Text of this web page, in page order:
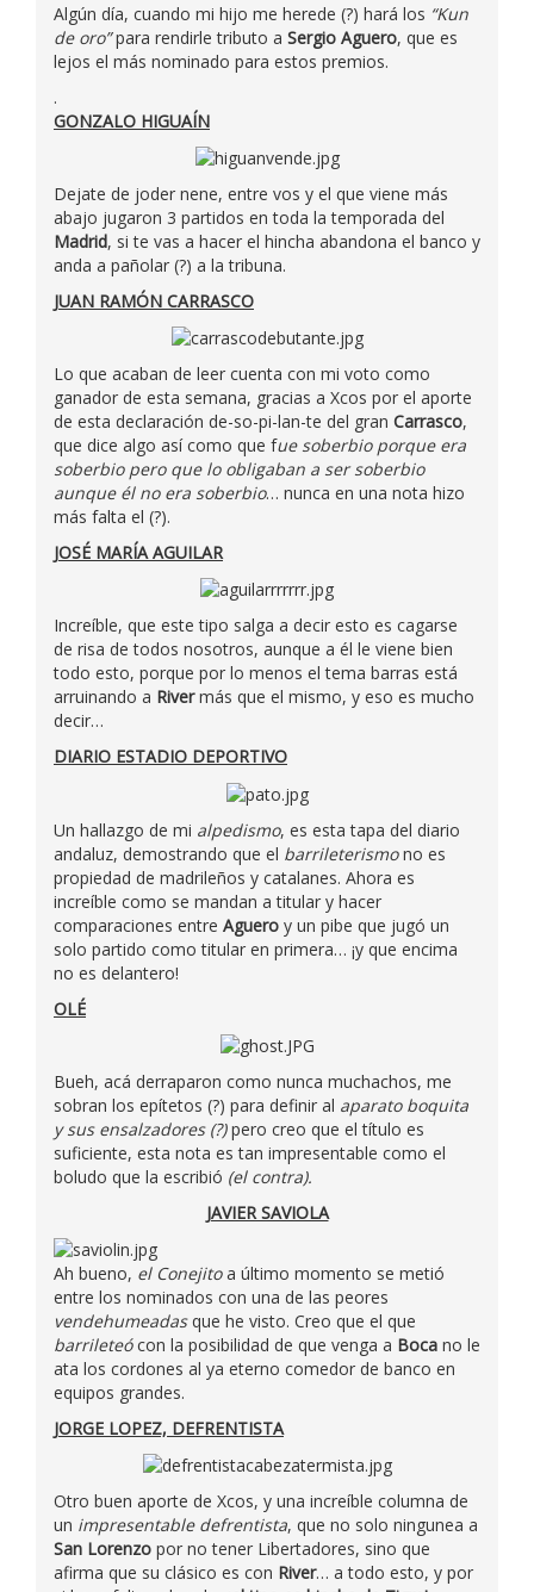
Algún día, cuando mi hijo me herede (?) hará los “Kun
de oro”para rendirle tributo a Sergio Aguero, que es
lejos el más nominado para estos premios.
.
GONZALO HIGUAÍN
Dejate de joder nene, entre vos y el que viene más
abajo jugaron 3 partidos en toda la temporada del
Madrid, si te vas a hacer el hincha abandona el banco y
anda a pañolar (?) a la tribuna.
JUAN RAMÓN CARRASCO
Lo que acaban de leer cuenta con mi voto como
ganador de esta semana, gracias a Xcos por el aporte
de esta declaración de-so-pi-lan-te del gran Carrasco,
que dice algo así como que fue soberbio porque era
soberbio pero que lo obligaban a ser soberbio
aunque él no era soberbio… nunca en una nota hizo
más falta el (?).
JOSÉ MARÍA AGUILAR
Increíble, que este tipo salga a decir esto es cagarse
de risa de todos nosotros, aunque a él le viene bien
todo esto, porque por lo menos el tema barras está
arruinando a Rivermás que el mismo, y eso es mucho
decir…
DIARIO ESTADIO DEPORTIVO
Un hallazgo de mi alpedismo, es esta tapa del diario
andaluz, demostrando que el barrileterismono es
propiedad de madrileños y catalanes. Ahora es
increíble como se mandan a titular y hacer
comparaciones entre Aguero y un pibe que jugó un
solo partido como titular en primera… ¡y que encima
no es delantero!
OLÉ
Bueh, acá derraparon como nunca muchachos, me
sobran los epítetos (?) para definir al aparato boquita
y sus ensalzadores (?)pero creo que el título es
suficiente, esta nota es tan impresentable como el
boludo que la escribió (el contra).
JAVIER SAVIOLA
Ah bueno, el Conejitoa último momento se metió
entre los nominados con una de las peores
vendehumeadasque he visto. Creo que el que
barrileteócon la posibilidad de que venga a Boca no le
ata los cordones al ya eterno comedor de banco en
equipos grandes.
JORGE LOPEZ, DEFRENTISTA
Otro buen aporte de Xcos, y una increíble columna de
un impresentable defrentista, que no solo ningunea a
San Lorenzo por no tener Libertadores, sino que
afirma que su clásico es con River… a todo esto, y por